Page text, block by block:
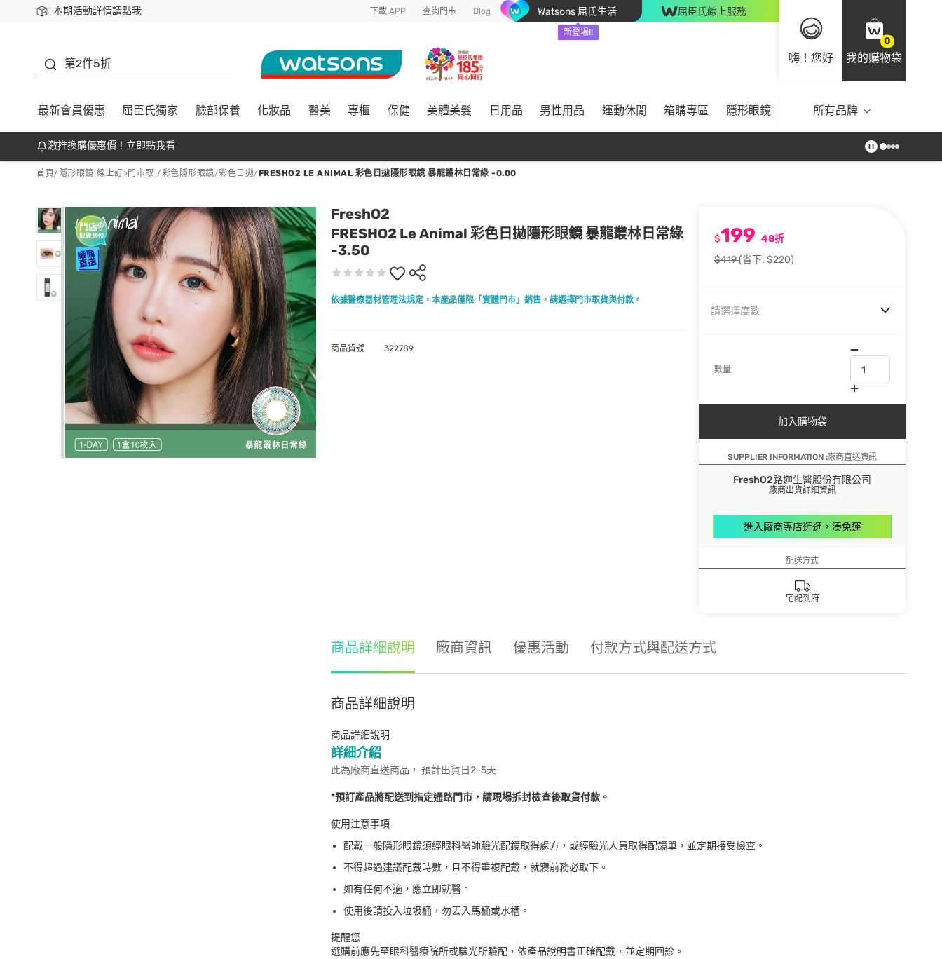
本期活動詳情請點我
下載app最高回饋$350 下載 APP 查詢門市 Blog Watsons 屈氏生活
新登場!!
屈臣氏線上服務
嗨！您好
0
我的購物袋
第2件5折
最新會員優惠 屈臣氏獨家 臉部保養 化妝品 醫美 專櫃 保健 美體美髮 日用品 男性用品 運動休閒 箱購專區 隱形眼鏡 所有品牌
激推換購優惠價！立即點我看
首頁/ 隱形眼鏡[線上訂>門市取]/彩色隱形眼鏡/彩色日拋/FRESHO2 LE ANIMAL 彩色日拋隱形眼鏡 暴龍叢林日常綠 -0.00
FreshO2
FRESHO2 Le Animal 彩色日拋隱形眼鏡 暴龍叢林日常綠
-3.50
依據醫療器材管理法規定，本產品僅限「實體門市」銷售，請選擇門市取貨與付款。
$199 48折
$419(省下: $220)
請選擇度數
數量
加入購物袋
SUPPLIER INFORMATION :廠商直送資訊
FreshO2路迦生醫股份有限公司
廠商出貨詳細資訊
進入廠商專店逛逛，湊免運
配送方式
宅配到府
商品貨號 322789
商品詳細說明 廠商資訊 優惠活動 付款方式與配送方式
商品詳細說明
商品詳細說明
詳細介紹
此為廠商直送商品， 預計出貨日2-5天
*預訂產品將配送到指定通路門市，請現場拆封檢查後取貨付款。
使用注意事項
配戴一般隱形眼鏡須經眼科醫師驗光配鏡取得處方，或經驗光人員取得配鏡單，並定期接受檢查。
不得超過建議配戴時數，且不得重複配戴，就寢前務必取下。
如有任何不適，應立即就醫。
使用後請投入垃圾桶，勿丟入馬桶或水槽。
提醒您
選購前應先至眼科醫療院所或驗光所驗配，依產品說明書正確配戴，並定期回診。